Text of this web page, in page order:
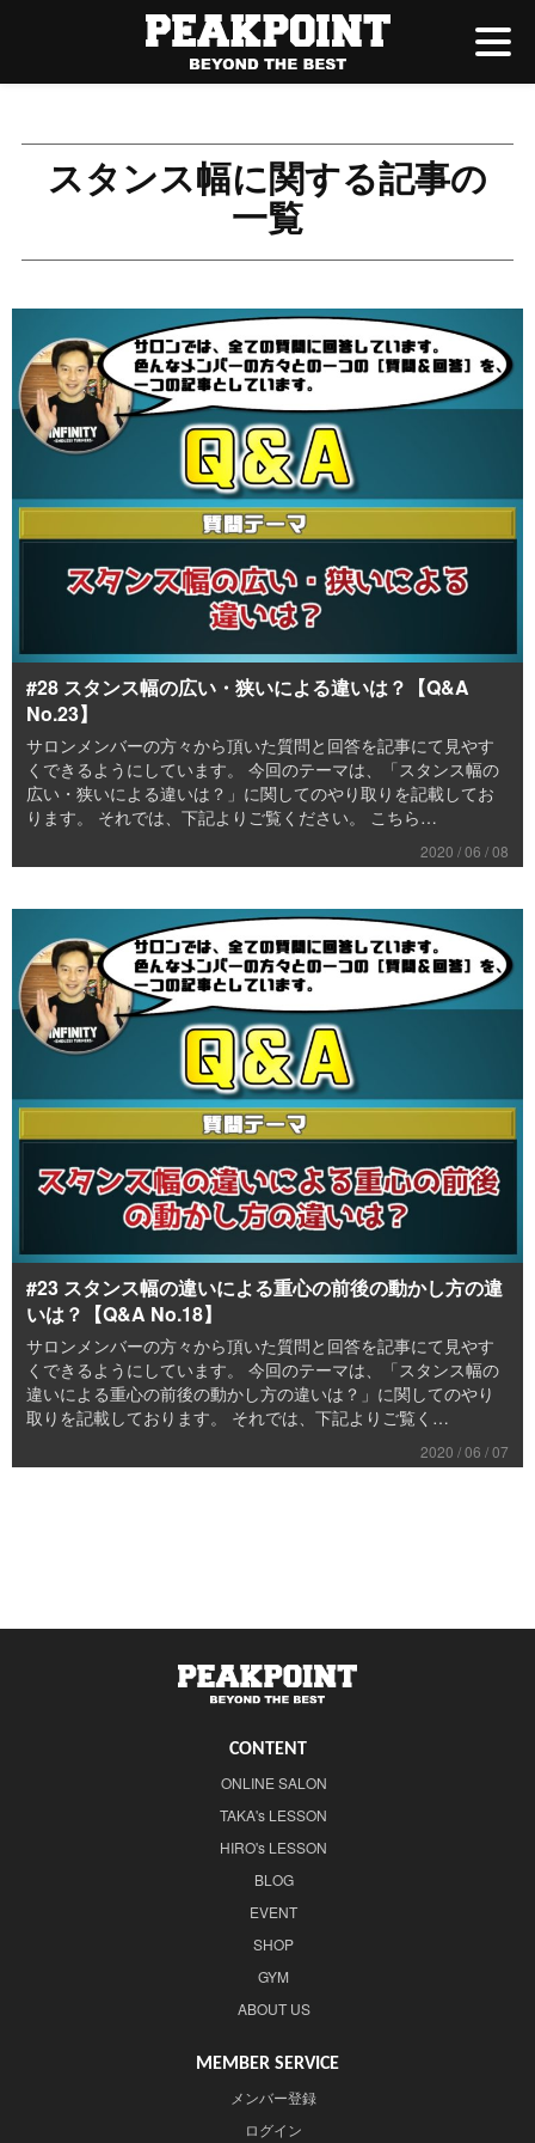
スタンス幅に関する記事の
一覧
#28 スタンス幅の広い・狭いによる違いは？【Q&A
No.23】
サロンメンバーの方々から頂いた質問と回答を記事にて見やす
くできるようにしています。 今回のテーマは、「スタンス幅の
広い・狭いによる違いは？」に関してのやり取りを記載してお
ります。 それでは、下記よりご覧ください。 こちら…
2020 / 06 / 08
#23 スタンス幅の違いによる重心の前後の動かし方の違
いは？【Q&A No.18】
サロンメンバーの方々から頂いた質問と回答を記事にて見やす
くできるようにしています。 今回のテーマは、「スタンス幅の
違いによる重心の前後の動かし方の違いは？」に関してのやり
取りを記載しております。 それでは、下記よりご覧く…
2020 / 06 / 07
CONTENT
ONLINE SALON
TAKA's LESSON
HIRO's LESSON
BLOG
EVENT
SHOP
GYM
ABOUT US
MEMBER SERVICE
メンバー登録
ログイン